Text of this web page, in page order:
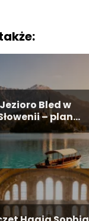
Jezioro Bled w
– plan
zwiedzania i
atrakcje